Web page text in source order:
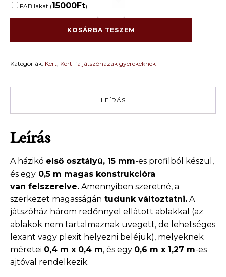
FAB lakat (15000Ft)
LEO
1,8
m
KOSÁRBA TESZEM
Kategóriák: Kert Kerti fa játszóházak gyerekeknek
LEÍRÁS
Leírás
A házikó első osztályú, 15 mm-es profilból készül,
és egy 0,5 m magas konstrukcióra
van felszerelve. Amennyiben szeretné, a
szerkezet magasságán tudunk változtatni. A
játszóház három redőnnyel ellátott ablakkal (az
ablakok nem tartalmaznak üvegett, de lehetséges
lexant vagy plexit helyezni beléjük), melyeknek
méretei 0,4 m x 0,4 m, és egy 0,6 m x 1,27 m-es
ajtóval rendelkezik.